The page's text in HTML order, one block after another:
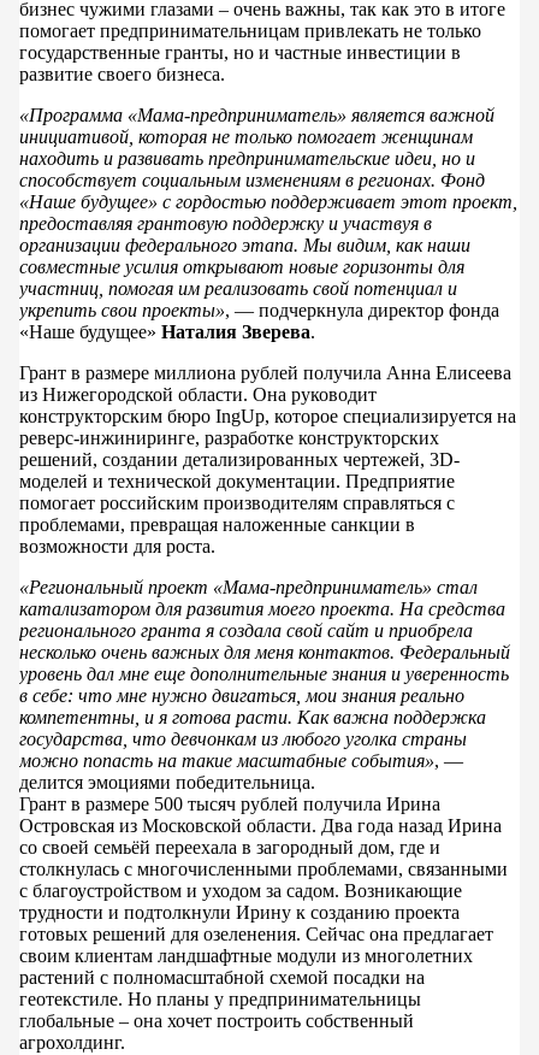
бизнес чужими глазами – очень важны, так как это в итоге
помогает предпринимательницам привлекать не только
государственные гранты, но и частные инвестиции в
развитие своего бизнеса.
«Программа «Мама-предприниматель» является важной
инициативой, которая не только помогает женщинам
находить и развивать предпринимательские идеи, но и
способствует социальным изменениям в регионах. Фонд
«Наше будущее» с гордостью поддерживает этот проект,
предоставляя грантовую поддержку и участвуя в
организации федерального этапа. Мы видим, как наши
совместные усилия открывают новые горизонты для
участниц, помогая им реализовать свой потенциал и
укрепить свои проекты», — подчеркнула директор фонда
«Наше будущее» Наталия Зверева.
Грант в размере миллиона рублей получила Анна Елисеева
из Нижегородской области. Она руководит
конструкторским бюро IngUp, которое специализируется на
реверс-инжиниринге, разработке конструкторских
решений, создании детализированных чертежей, 3D-
моделей и технической документации. Предприятие
помогает российским производителям справляться с
проблемами, превращая наложенные санкции в
возможности для роста.
«Региональный проект «Мама-предприниматель» стал
катализатором для развития моего проекта. На средства
регионального гранта я создала свой сайт и приобрела
несколько очень важных для меня контактов. Федеральный
уровень дал мне еще дополнительные знания и уверенность
в себе: что мне нужно двигаться, мои знания реально
компетентны, и я готова расти. Как важна поддержка
государства, что девчонкам из любого уголка страны
можно попасть на такие масштабные события», —
делится эмоциями победительница.
Грант в размере 500 тысяч рублей получила Ирина
Островская из Московской области. Два года назад Ирина
со своей семьёй переехала в загородный дом, где и
столкнулась с многочисленными проблемами, связанными
с благоустройством и уходом за садом. Возникающие
трудности и подтолкнули Ирину к созданию проекта
готовых решений для озеленения. Сейчас она предлагает
своим клиентам ландшафтные модули из многолетних
растений с полномасштабной схемой посадки на
геотекстиле. Но планы у предпринимательницы
глобальные – она хочет построить собственный
агрохолдинг.